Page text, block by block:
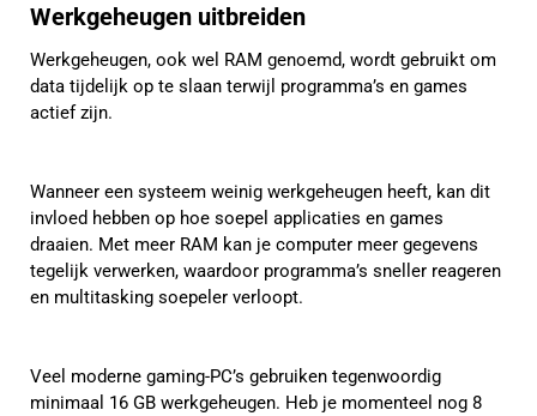
Werkgeheugen uitbreiden
Werkgeheugen, ook wel RAM genoemd, wordt gebruikt om
data tijdelijk op te slaan terwijl programma’s en games
actief zijn.
Wanneer een systeem weinig werkgeheugen heeft, kan dit
invloed hebben op hoe soepel applicaties en games
draaien. Met meer RAM kan je computer meer gegevens
tegelijk verwerken, waardoor programma’s sneller reageren
en multitasking soepeler verloopt.
Veel moderne gaming-PC’s gebruiken tegenwoordig
minimaal 16 GB werkgeheugen. Heb je momenteel nog 8